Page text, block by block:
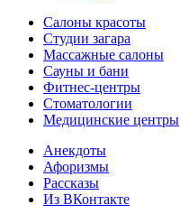
Салоны красоты
Студии загара
Массажные салоны
Сауны и бани
Фитнес-центры
Стоматологии
Медицинские центры
Анекдоты
Афоризмы
Рассказы
Из ВКонтакте